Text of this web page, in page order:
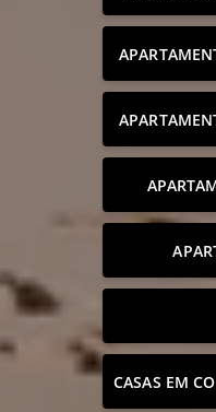
CASAS EM